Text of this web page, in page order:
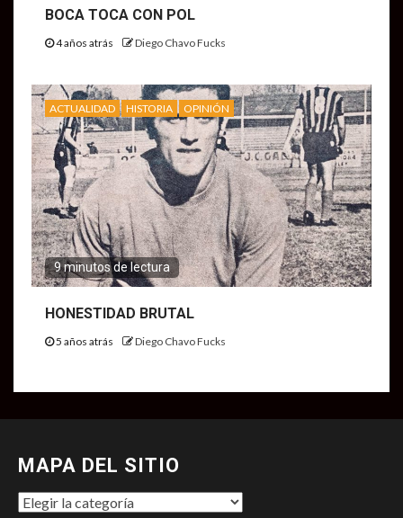
BOCA TOCA CON POL
4 años atrás Diego Chavo Fucks
ACTUALIDAD HISTORIA OPINIÓN
9 minutos de lectura
HONESTIDAD BRUTAL
5 años atrás Diego Chavo Fucks
MAPA DEL SITIO
MAPA